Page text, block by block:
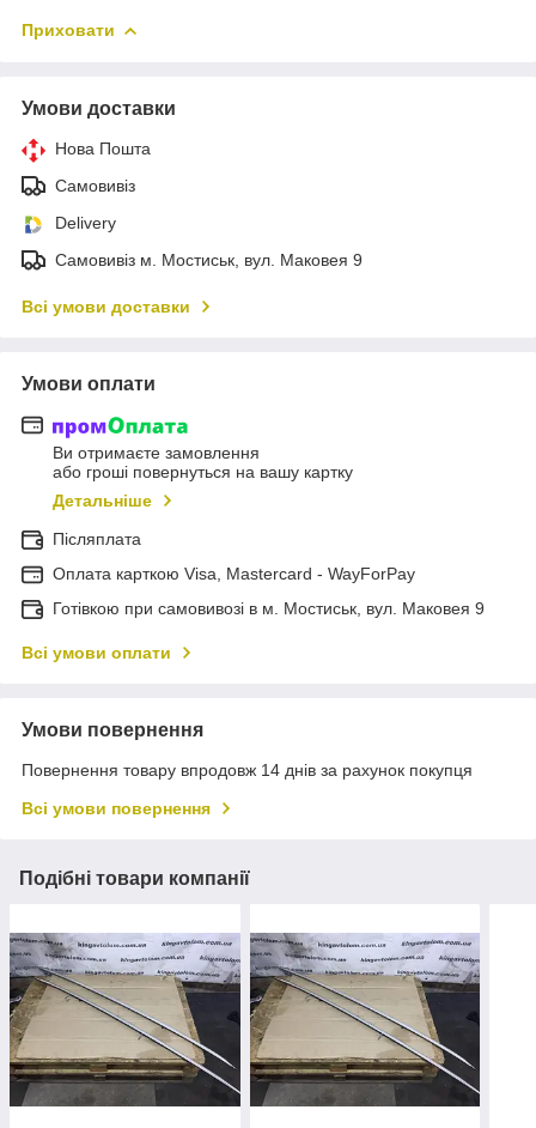
Приховати
Умови доставки
Нова Пошта
Самовивіз
Delivery
Самовивіз м. Мостиськ, вул. Маковея 9
Всі умови доставки
Умови оплати
Ви отримаєте замовлення
або гроші повернуться на вашу картку
Детальніше
Післяплата
Оплата карткою Visa, Mastercard - WayForPay
Готівкою при самовивозі в м. Мостиськ, вул. Маковея 9
Всі умови оплати
Умови повернення
Повернення товару впродовж 14 днів за рахунок покупця
Всі умови повернення
Подібні товари компанії